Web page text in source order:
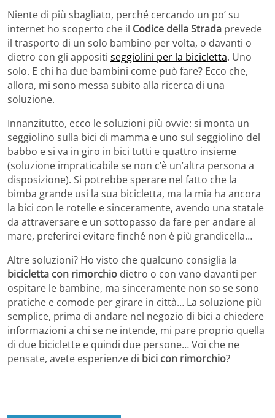
Niente di più sbagliato, perché cercando un po’ su
internet ho scoperto che il Codice della Strada prevede
il trasporto di un solo bambino per volta, o davanti o
dietro con gli appositi seggiolini per la bicicletta. Uno
solo. E chi ha due bambini come può fare? Ecco che,
allora, mi sono messa subito alla ricerca di una
soluzione.
Innanzitutto, ecco le soluzioni più ovvie: si monta un
seggiolino sulla bici di mamma e uno sul seggiolino del
babbo e si va in giro in bici tutti e quattro insieme
(soluzione impraticabile se non c’è un’altra persona a
disposizione). Si potrebbe sperare nel fatto che la
bimba grande usi la sua bicicletta, ma la mia ha ancora
la bici con le rotelle e sinceramente, avendo una statale
da attraversare e un sottopasso da fare per andare al
mare, preferirei evitare finché non è più grandicella…
Altre soluzioni? Ho visto che qualcuno consiglia la
bicicletta con rimorchio dietro o con vano davanti per
ospitare le bambine, ma sinceramente non so se sono
pratiche e comode per girare in città… La soluzione più
semplice, prima di andare nel negozio di bici a chiedere
informazioni a chi se ne intende, mi pare proprio quella
di due biciclette e quindi due persone… Voi che ne
pensate, avete esperienze di bici con rimorchio?